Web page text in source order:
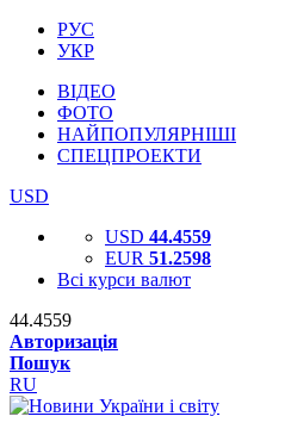
РУС
УКР
ВІДЕО
ФОТО
НАЙПОПУЛЯРНІШІ
СПЕЦПРОЕКТИ
USD
USD 44.4559
EUR 51.2598
Всі курси валют
44.4559
Авторизація
Пошук
RU